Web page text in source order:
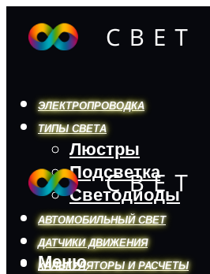
ЭЛЕКТРОПРОВОДКА
ТИПЫ СВЕТА
Люстры
Подсветка
Светодиоды
АВТОМОБИЛЬНЫЙ СВЕТ
ДАТЧИКИ ДВИЖЕНИЯ
КАЛЬКУЛЯТОРЫ И РАСЧЕТЫ
Меню